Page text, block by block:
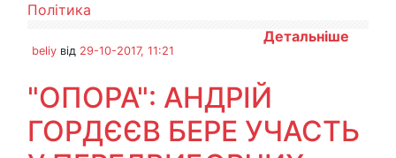
Політика
Детальніше
beliy від 29-10-2017, 11:21
"ОПОРА": АНДРІЙ
ГОРДЄЄВ БЕРЕ УЧАСТЬ